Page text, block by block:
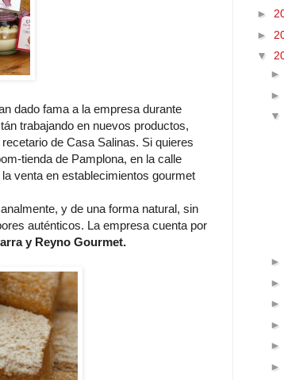
dado fama a la empresa durante
trabajando en nuevos productos,
de Casa Salinas. Si quieres
tienda de Pamplona, en la calle
venta en establecimientos gourmet
y de una forma natural, sin
auténticos. La empresa cuenta por
y Reyno Gourmet.
►
►
▼
►
►
▼
►
►
►
►
►
►